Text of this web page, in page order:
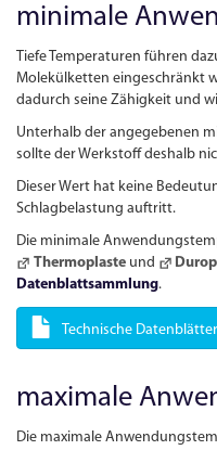
minimale
Tiefe Temperaturen führen
Molekülketten eingeschränkt
dadurch seine Zähigkeit und
Unterhalb der angegebenen
sollte der Werkstoff deshalb
Dieser Wert hat keine
Schlagbelastung auftritt.
Die minimale
Thermoplasteund
Datenblattsammlung.
Technische Datenblätter
maximale
Die maximale